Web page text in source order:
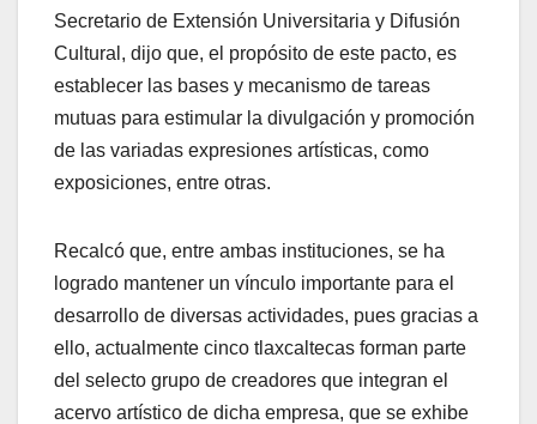
Secretario de Extensión Universitaria y Difusión
Cultural, dijo que, el propósito de este pacto, es
establecer las bases y mecanismo de tareas
mutuas para estimular la divulgación y promoción
de las variadas expresiones artísticas, como
exposiciones, entre otras.
Recalcó que, entre ambas instituciones, se ha
logrado mantener un vínculo importante para el
desarrollo de diversas actividades, pues gracias a
ello, actualmente cinco tlaxcaltecas forman parte
del selecto grupo de creadores que integran el
acervo artístico de dicha empresa, que se exhibe